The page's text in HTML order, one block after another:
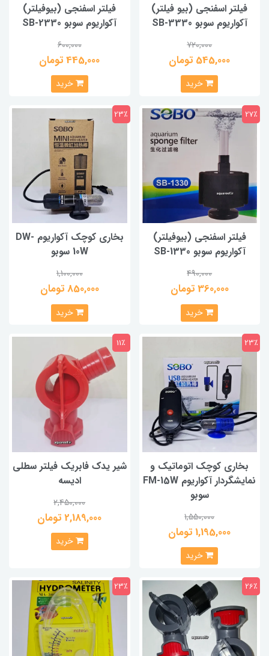
فیلتر اسفنجی (بیو فیلتر)
آکواریوم سوبو SB-3330
720,000
545,000 تومان
خرید
فیلتر اسفنجی (بیوفیلتر)
آکواریوم سوبو SB-2330
600,000
445,000 تومان
خرید
فیلتر اسفنجی (بیوفیلتر)
آکواریوم سوبو SB-1330
490,000
360,000 تومان
27٪
خرید
بخاری کوچک آکواریوم DW-
10W سوبو
1,100,000
850,000 تومان
23٪
خرید
بخاری کوچک اتوماتیک و
نمایشگردار آکواریوم FM-15W
سوبو
1,550,000
1,195,000 تومان
23٪
خرید
شیر یدک فابریک فیلتر سطلی
ادیسه
2,450,000
2,189,000 تومان
11٪
خرید
26٪ 23٪